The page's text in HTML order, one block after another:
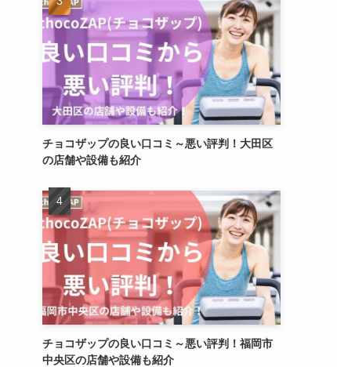
チョコザップの良い口コミ～悪い評判！大田区
の店舗や設備も紹介
チョコザップの良い口コミ～悪い評判！福岡市
中央区の店舗や設備も紹介